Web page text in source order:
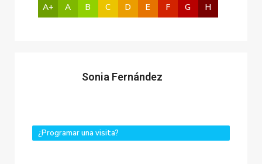
A+ A B C D E F G H
Sonia Fernández
¿Programar una visita?